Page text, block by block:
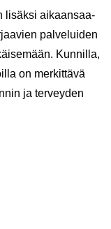
li­säk­si ai­kaan­saa­
pal­ve­lui­den
Kun­nil­la,
on mer­kit­tä­vä
ja ter­vey­den